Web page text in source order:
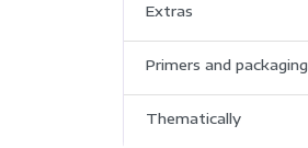
Extras
Primers and packaging
Thematically